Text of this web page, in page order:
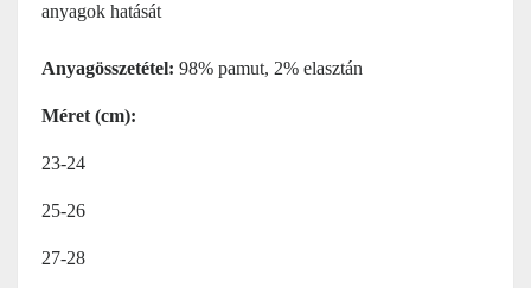
anyagok hatását
Anyagösszetétel: 98% pamut, 2% elasztán
Méret (cm):
23-24
25-26
27-28